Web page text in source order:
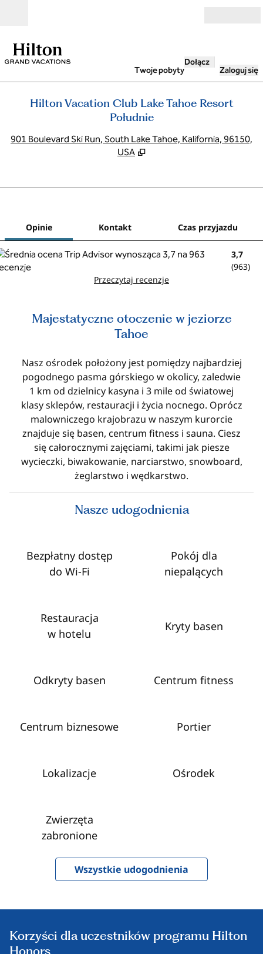
Twoje pobyty
Dołącz
Zaloguj się
Hilton Vacation Club Lake Tahoe Resort
Południe
901 Boulevard Ski Run, South Lake Tahoe, Kalifornia, 96150,
USA
Opinie Kontakt Czas przyjazdu
3,7
(963)
Przeczytaj recenzje
Majestatyczne otoczenie w jeziorze
Tahoe
Nasz ośrodek położony jest pomiędzy najbardziej
pogodnego pasma górskiego w okolicy, zaledwie
1 km od dzielnicy kasyna i 3 mile od światowej
klasy sklepów, restauracji i życia nocnego. Oprócz
malowniczego krajobrazu w naszym kurorcie
znajduje się basen, centrum fitness i sauna. Ciesz
się całorocznymi zajęciami, takimi jak piesze
wycieczki, biwakowanie, narciarstwo, snowboard,
żeglarstwo i wędkarstwo.
Nasze udogodnienia
Bezpłatny dostęp
do Wi‑Fi
Pokój dla
niepalących
Restauracja
w hotelu
Kryty basen
Odkryty basen Centrum fitness
Centrum biznesowe Portier
Lokalizacje Ośrodek
Zwierzęta
zabronione
Wszystkie udogodnienia
Korzyści dla uczestników programu Hilton
Honors